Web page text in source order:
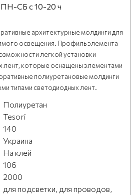
СБ с 10-20 ч
архитектурные молдинги для
освещения. Профиль элемента
легкой установки
лент, которые оснащены элементами
полиуретановые молдинги
типами светодиодных лент.
Полиуретан
Tesori
140
Украина
На клей
106
2000
для подсветки, для проводов,